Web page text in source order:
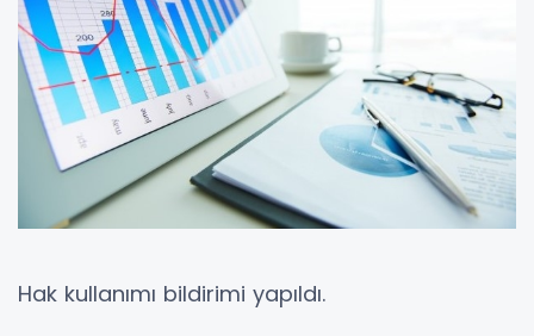
Hak kullanımı bildirimi yapıldı.